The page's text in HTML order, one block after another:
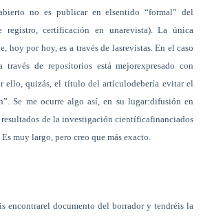
no es publicar en elsentido “formal” del
registro, certificación en unarevista). La única
hoy por hoy, es a través de lasrevistas. En el caso
través de repositorios está mejorexpresado con
ello, quizás, el título del artículodebería evitar el
Se me ocurre algo así, en su lugar:difusión en
resultados de la investigación científicafinanciados
muy largo, pero creo que más exacto.
encontrarel documento del borrador y tendréis la